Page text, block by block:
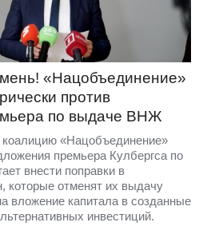
«Нацобъединение»
против
по выдаче ВНЖ
«Нацобъединение»
премьера Кулбергса по
внести поправки в
которые отменят их выдачу
вложение капитала в созданные
инвестиций.